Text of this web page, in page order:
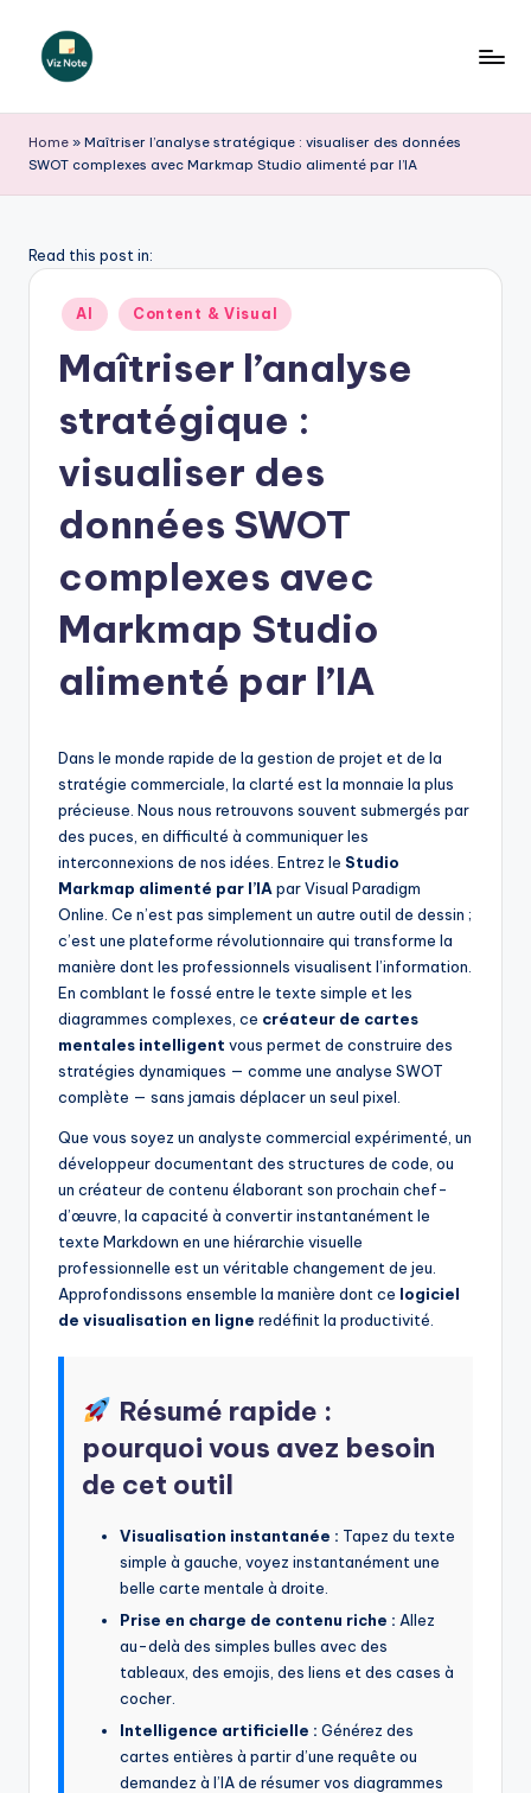
iz
N
t
A
si
&
S
w
Home » Maîtriser l’analyse stratégique : visualiser des données
SWOT complexes avec Markmap Studio alimenté par l’IA
Read this post in:
Posted
in
AI Content & Visual
Maîtriser l’analyse
stratégique :
visualiser des
données SWOT
complexes avec
Markmap Studio
alimenté par l’IA
Dans le monde rapide de la gestion de projet et de la
stratégie commerciale, la clarté est la monnaie la plus
précieuse. Nous nous retrouvons souvent submergés par
des puces, en difficulté à communiquer les
interconnexions de nos idées. Entrez le Studio
Markmap alimenté par l’IA par Visual Paradigm
Online. Ce n’est pas simplement un autre outil de dessin ;
c’est une plateforme révolutionnaire qui transforme la
manière dont les professionnels visualisent l’information.
En comblant le fossé entre le texte simple et les
diagrammes complexes, ce créateur de cartes
mentales intelligent vous permet de construire des
stratégies dynamiques — comme une analyse SWOT
complète — sans jamais déplacer un seul pixel.
Que vous soyez un analyste commercial expérimenté, un
développeur documentant des structures de code, ou
un créateur de contenu élaborant son prochain chef-
d’œuvre, la capacité à convertir instantanément le
texte Markdown en une hiérarchie visuelle
professionnelle est un véritable changement de jeu.
Approfondissons ensemble la manière dont ce logiciel
de visualisation en ligne redéfinit la productivité.
Résumé rapide :
pourquoi vous avez besoin
de cet outil
Visualisation instantanée : Tapez du texte
simple à gauche, voyez instantanément une
belle carte mentale à droite.
Prise en charge de contenu riche : Allez
au-delà des simples bulles avec des
tableaux, des emojis, des liens et des cases à
cocher.
Intelligence artificielle : Générez des
cartes entières à partir d’une requête ou
demandez à l’IA de résumer vos diagrammes